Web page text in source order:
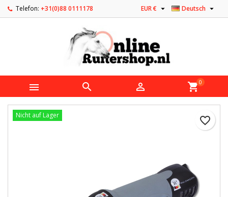
Telefon: +31(0)88 0111178 Deutsch 
EUR € 
   shopping_cart0
favorite_border
Nicht auf Lager